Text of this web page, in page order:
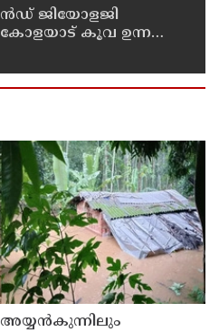
ജിയോളജി
കൂവ ഉന്നതി
അയ്യൻകുന്നിലും